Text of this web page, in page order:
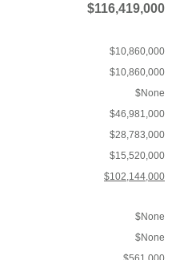
$116,419,000
$10,860,000
$10,860,000
$None
$46,981,000
$28,783,000
$15,520,000
$102,144,000
$None
$None